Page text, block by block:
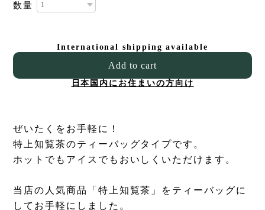
数量
International shipping available
Add to cart
日本国内にお住まいの方向け
ぜいたくをお手軽に！
特上知覧茶のティーバッグタイプです。
ホットでもアイスでもおいしくいただけます。
当店の人気商品「特上知覧茶」をティーバッグに
してお手軽にしました。